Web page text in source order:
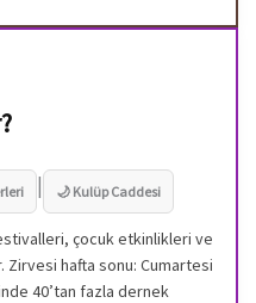
| 🌙 Kulüp Caddesi
çocuk etkinlikleri ve
Zirvesi hafta sonu: Cumartesi
40’tan fazla dernek